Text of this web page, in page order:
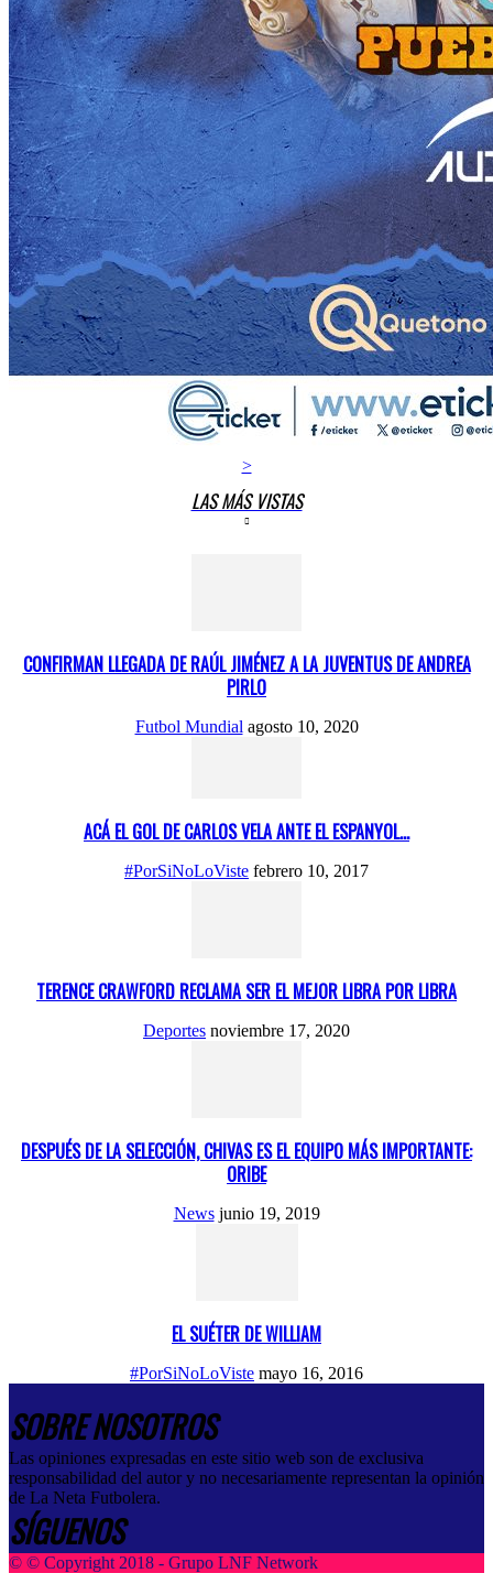
>
LAS MÁS VISTAS
CONFIRMAN LLEGADA DE RAÚL JIMÉNEZ A LA JUVENTUS DE ANDREA
PIRLO
Futbol Mundial agosto 10, 2020
ACÁ EL GOL DE CARLOS VELA ANTE EL ESPANYOL…
#PorSiNoLoViste febrero 10, 2017
TERENCE CRAWFORD RECLAMA SER EL MEJOR LIBRA POR LIBRA
Deportes noviembre 17, 2020
DESPUÉS DE LA SELECCIÓN, CHIVAS ES EL EQUIPO MÁS IMPORTANTE:
ORIBE
News junio 19, 2019
EL SUÉTER DE WILLIAM
#PorSiNoLoViste mayo 16, 2016
SOBRE NOSOTROS
Las opiniones expresadas en este sitio web son de exclusiva
responsabilidad del autor y no necesariamente representan la opinión
de La Neta Futbolera.
SÍGUENOS
© © Copyright 2018 - Grupo LNF Network